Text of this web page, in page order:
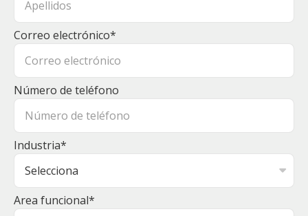
Correo electrónico*
Número de teléfono
Industria*
Area funcional*